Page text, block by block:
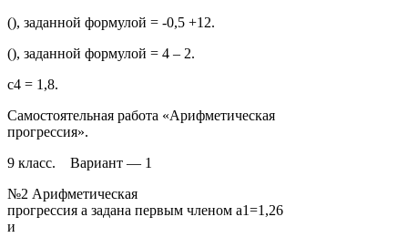
(), заданной формулой = -0,5 +12.
(), заданной формулой = 4 – 2.
с4 = 1,8.
Самостоятельная работа «Арифметическая
прогрессия».
9 класс. Вариант — 1
№2 Арифметическая
прогрессия а задана первым членом а1=1,26
и